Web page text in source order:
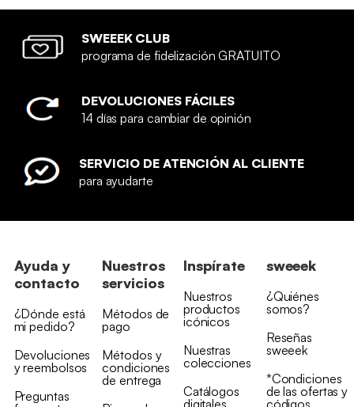
SWEEEK CLUB
programa de fidelización GRATUITO
DEVOLUCIONES FÁCILES
14 días para cambiar de opinión
SERVICIO DE ATENCIÓN AL CLIENTE
para ayudarte
Ayuda y
contacto
¿Dónde está
mi pedido?
Devoluciones
y reembolsos
Preguntas
Nuestros
servicios
Métodos de
pago
Métodos y
condiciones
de entrega
Inspírate
Nuestros
productos
icónicos
Nuestras
colecciones
Catálogos
sweeek
¿Quiénes
somos?
Reseñas
sweeek
*Condiciones
de las ofertas y